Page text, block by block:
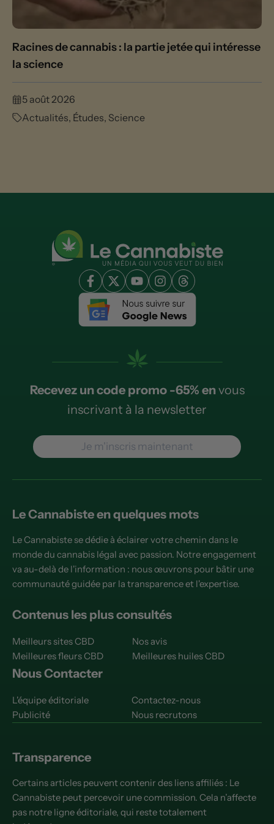
Racines de cannabis : la partie jetée qui intéresse
la science
5 août 2026
Actualités, Études, Science
Recevez un code promo -65% envous
inscrivant à la newsletter
Je m'inscris maintenant
Le Cannabiste en quelques mots
Le Cannabiste se dédie à éclairer votre chemin dans le
monde du cannabis légal avec passion. Notre engagement
va au-delà de l'information : nous œuvrons pour bâtir une
communauté guidée par la transparence et l'expertise.
Contenus les plus consultés
Meilleurs sites CBD
Nos avis
Meilleures fleurs CBD
Meilleures huiles CBD
Nous Contacter
L'équipe éditoriale
Contactez-nous
Publicité
Nous recrutons
Transparence
Certains articles peuvent contenir des liens affiliés : Le
Cannabiste peut percevoir une commission. Cela n’affecte
pas notre ligne éditoriale, qui reste totalement